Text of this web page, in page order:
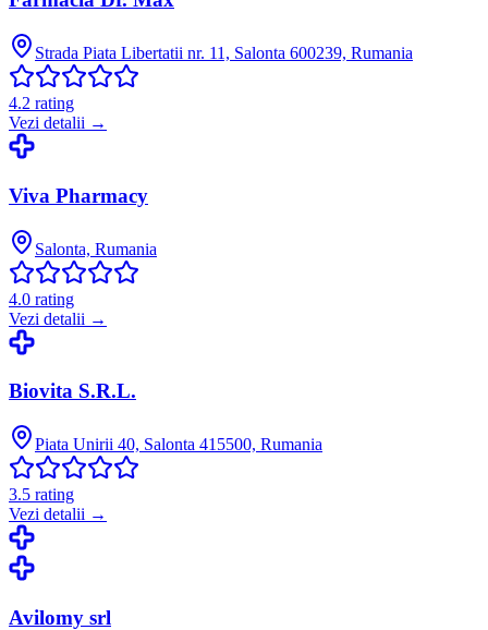
Strada Piata Libertatii nr. 11, Salonta 600239, Rumania
4.2 rating
Vezi detalii →
Viva Pharmacy
Salonta, Rumania
4.0 rating
Vezi detalii →
Biovita S.R.L.
Piata Unirii 40, Salonta 415500, Rumania
3.5 rating
Vezi detalii →
Avilomy srl